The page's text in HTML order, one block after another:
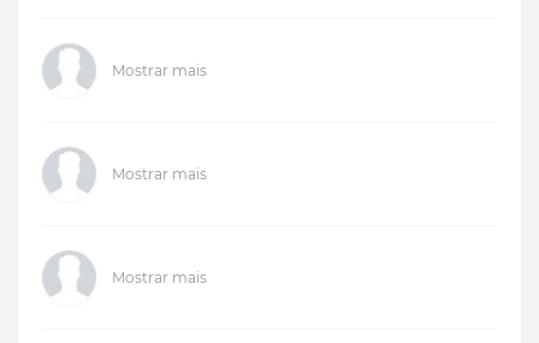
Mostrar mais
Mostrar mais
Mostrar mais